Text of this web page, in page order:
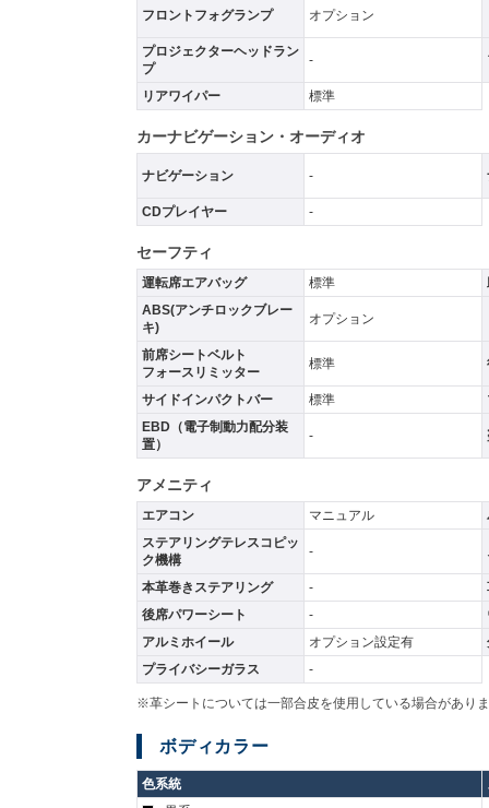
フロントフォグランプ オプション
プロジェクターヘッドラン
プ
-
リアワイパー 標準
カーナビゲーション・オーディオ
ナビゲーション -
CDプレイヤー -
セーフティ
運転席エアバッグ 標準
ABS(アンチロックブレー
キ)
オプション
前席シートベルト
フォースリミッター
標準
サイドインパクトバー 標準
EBD（電子制動力配分装
置）
-
アメニティ
エアコン マニュアル
ステアリングテレスコピッ
ク機構
-
本革巻きステアリング -
後席パワーシート
-
アルミホイール
オプション設定有
プライバシーガラス
-
※革シートについては一部合皮を使用している場合があり
ボディカラー
色系統